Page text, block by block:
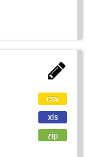
csv
xls
zip